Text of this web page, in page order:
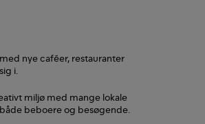
nye caféer, restauranter
i.
miljø med mange lokale
beboere og besøgende.